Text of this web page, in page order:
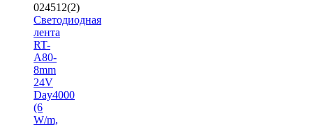
024512(2)
Светодиодная
лента
RT-
A80-
8mm
24V
Day4000
(6
W/m,